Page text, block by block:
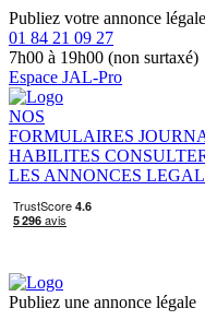
Publiez votre annonce
01 84 21 09 27
7h00 à 19h00 (non surtaxé)
Espace JAL-Pro
NOS
FORMULAIRES
HABILITES
LES ANNONCES
Publiez une annonce légale